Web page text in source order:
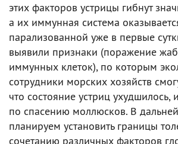
этих факторов устрицы гибнут
а их иммунная система
парализованной уже в первые
выявили признаки (поражение
иммунных клеток), по которым
сотрудники морских хозяйств
что состояние устриц ухудшилось,
по спасению моллюсков. В
планируем установить границы
сочетанию различных факторов